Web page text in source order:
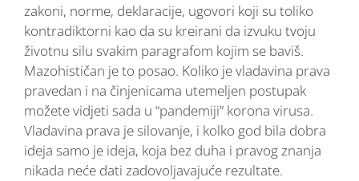
zakoni, norme, deklaracije, ugovori koji su toliko
kontradiktorni kao da su kreirani da izvuku tvoju
životnu silu svakim paragrafom kojim se baviš.
Mazohističan je to posao. Koliko je vladavina prava
pravedan i na činjenicama utemeljen postupak
možete vidjeti sada u “pandemiji” korona virusa.
Vladavina prava je silovanje, i kolko god bila dobra
ideja samo je ideja, koja bez duha i pravog znanja
nikada neće dati zadovoljavajuće rezultate.